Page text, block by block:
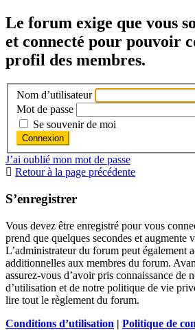
Le forum exige que vous
et connecté pour pouvoir
profil des membres.
Nom d’utilisateur
Mot de passe
Se souvenir de moi
J’ai oublié mon mot de passe
Retour à la page précédente
S’enregistrer
Vous devez être enregistré pour vous
prend que quelques secondes et augmente
L’administrateur du forum peut également
additionnelles aux membres du forum.
assurez-vous d’avoir pris connaissance de
d’utilisation et de notre politique de vie
lire tout le règlement du forum.
Conditions d’utilisation | Politique de